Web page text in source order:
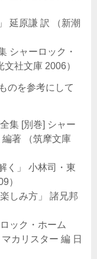
延原謙 訳 （新潮
シャーロック・
社文庫 2006）
のを参考にして
集 [別巻] シャー
著 （筑摩文庫
く」 小林司・東
）
しみ方」 諸兄邦
ック・ホーム
カリスター 編 日